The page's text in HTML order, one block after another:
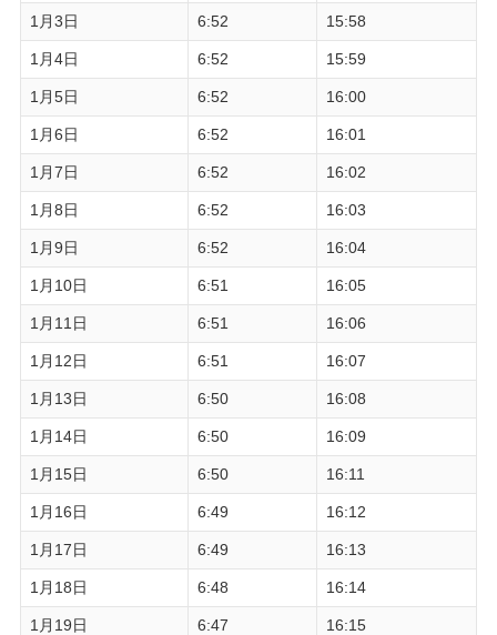
1月3日 6:52 15:58
1月4日 6:52 15:59
1月5日 6:52 16:00
1月6日 6:52 16:01
1月7日 6:52 16:02
1月8日 6:52 16:03
1月9日 6:52 16:04
1月10日 6:51 16:05
1月11日 6:51 16:06
1月12日 6:51 16:07
1月13日 6:50 16:08
1月14日 6:50 16:09
1月15日 6:50 16:11
1月16日 6:49 16:12
1月17日 6:49 16:13
1月18日 6:48 16:14
1月19日 6:47 16:15